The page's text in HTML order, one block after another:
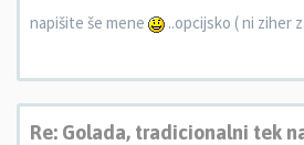
napišite še mene
..opcijsko ( ni ziher
Re: Golada, tradicionalni tek